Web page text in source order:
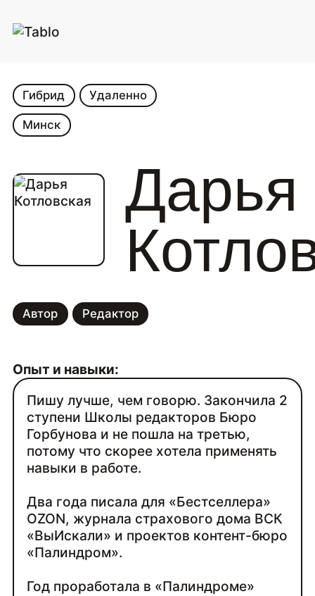
Дарья
Автор Редактор
Гибрид Удаленно
Минск
Опыт и навыки:
Пишу лучше, чем говорю. Закончила 2
ступени Школы редакторов Бюро
Горбунова и не пошла на третью,
потому что скорее хотела применять
навыки в работе.
Два года писала для «Бестселлера»
OZON, журнала страхового дома ВСК
«ВыИскали» и проектов контент-бюро
«Палиндром».
Год проработала в «Палиндроме»